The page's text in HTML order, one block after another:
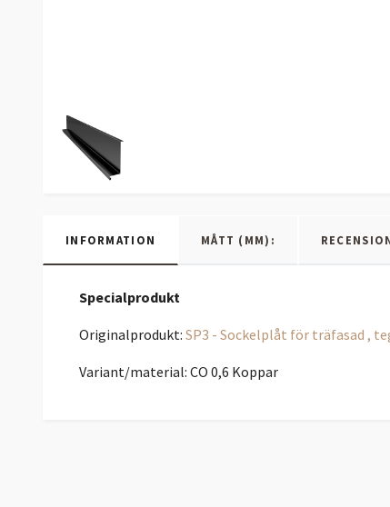
INFORMATION MÅTT (MM):
Specialprodukt
Originalprodukt: SP3 - Sockelplåt för träfasad ,
Variant/material: CO 0,6 Koppar